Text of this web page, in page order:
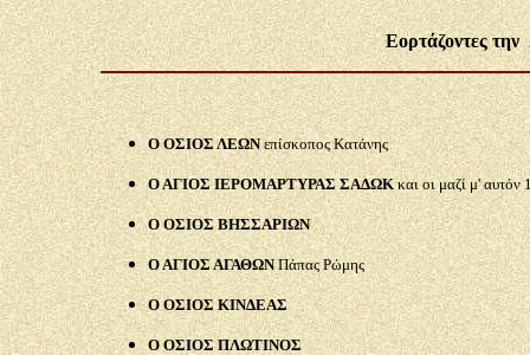
Εορτάζοντες
Ο ΟΣΙΟΣ ΛΕΩΝεπίσκοπος Κατάνης
Ο ΑΓΙΟΣ ΙΕΡΟΜΑΡΤΥΡΑΣ ΣΑΔΩΚκαι οι μαζί μ' αυτόν
Ο ΟΣΙΟΣ ΒΗΣΣΑΡΙΩΝ
Ο ΑΓΙΟΣ ΑΓΑΘΩΝΠάπας Ρώμης
Ο ΟΣΙΟΣ ΚΙΝΔΕΑΣ
Ο ΟΣΙΟΣ ΠΛΩΤΙΝΟΣ